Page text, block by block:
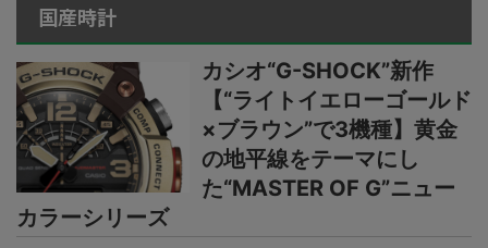
国産時計
カシオ“G-SHOCK”新作
【“ライトイエローゴールド
×ブラウン”で3機種】黄金
の地平線をテーマにし
た“MASTER OF G”ニュー
カラーシリーズ